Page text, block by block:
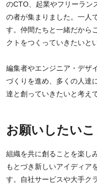
のCTO、起業やフリーラン
の者が集まりました。一人
す。仲間たちと一緒だから
クトをつくっていきたいと
編集者やエンジニア・デザ
づくりを進め、多くの人達
達と創っていきたいと考え
お願いしたいこ
組織を共に創ることを楽し
もとづき新しいアイディア
す。自社サービスや大手ク